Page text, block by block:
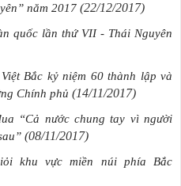
năm 2017 (22/12/2017)
quốc lần thứ VII - Thái Nguyên
Bắc kỷ niệm 60 thành lập và
Chính phủ (14/11/2017)
“Cả nước chung tay vì người
(08/11/2017)
khu vực miền núi phía Bắc